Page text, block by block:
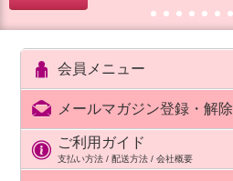
会員メニュー
メールマガジン登録・解除
ご利用ガイド
支払い方法 / 配送方法 / 会社概要